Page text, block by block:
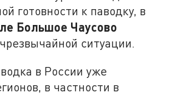
готовности к паводку, в
Большое Чаусово
ситуации.
в России уже
в частности в